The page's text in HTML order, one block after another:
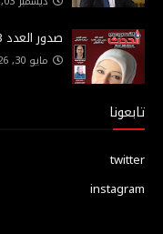
صدور العدد 183 لصحيفة الحدث الاسبوعي من لندن
مايو 30, 2026
تابعونا
twitter
instagram